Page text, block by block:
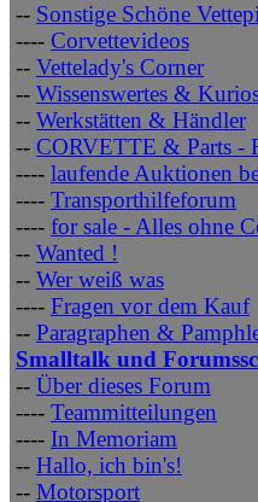
-- Sonstige Schöne
---- Corvettevideos
-- Vettelady's Corner
-- Wissenswertes &
-- Werkstätten & Händler
-- CORVETTE & Parts -
---- laufende Auktionen
---- Transporthilfeforum
---- for sale - Alles ohne
-- Wanted !
-- Wer weiß was
---- Fragen vor dem Kauf
-- Paragraphen &
Smalltalk und
-- Über dieses Forum
---- Teammitteilungen
---- In Memoriam
-- Hallo, ich bin's!
-- Motorsport